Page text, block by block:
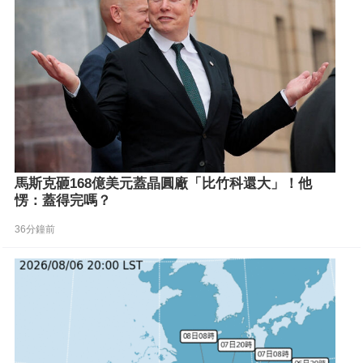
馬斯克砸168億美元蓋晶圓廠「比竹科還大」！他
愣：蓋得完嗎？
36分鐘前